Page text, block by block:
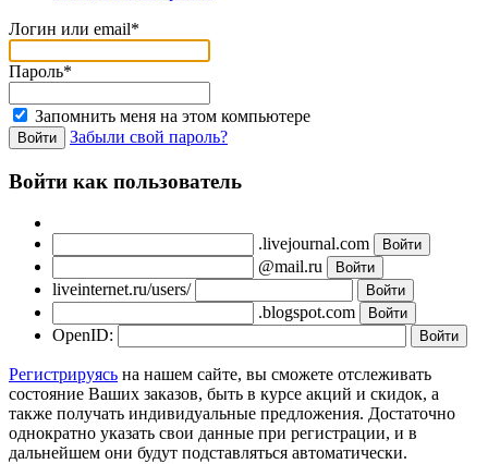
Логин или email*
Пароль*
Запомнить меня на этом компьютере
Забыли свой пароль?
Войти как пользователь
.livejournal.com
@mail.ru
liveinternet.ru/users/
.blogspot.com
OpenID:
Регистрируясь на нашем сайте, вы сможете отслеживать
состояние Ваших заказов, быть в курсе акций и скидок, а
также получать индивидуальные предложения. Достаточно
однократно указать свои данные при регистрации, и в
дальнейшем они будут подставляться автоматически.